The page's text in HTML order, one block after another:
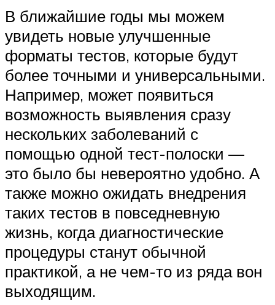
В ближайшие годы мы можем
увидеть новые улучшенные
форматы тестов, которые будут
более точными и универсальными.
Например, может появиться
возможность выявления сразу
нескольких заболеваний с
помощью одной тест-полоски —
это было бы невероятно удобно. А
также можно ожидать внедрения
таких тестов в повседневную
жизнь, когда диагностические
процедуры станут обычной
практикой, а не чем-то из ряда вон
выходящим.